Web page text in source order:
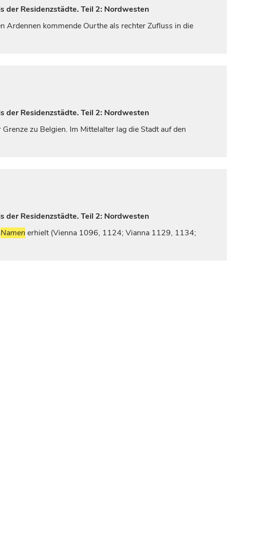
der Residenzstädte. Teil 2: Nordwesten
Ardennen kommende Ourthe als rechter Zufluss in die
der Residenzstädte. Teil 2: Nordwesten
zu Belgien. Im Mittelalter lag die Stadt auf den
der Residenzstädte. Teil 2: Nordwesten
Namen erhielt (Vienna 1096, 1124; Vianna 1129, 1134;